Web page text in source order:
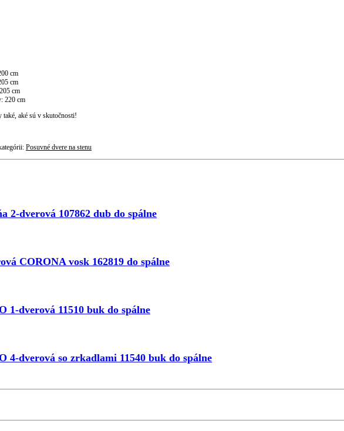
cm
cm
cm
220 cm
aké sú v skutočnosti!
Posuvné dvere na stenu
2-dverová 107862 dub do spálne
CORONA vosk 162819 do spálne
1-dverová 11510 buk do spálne
4-dverová so zrkadlami 11540 buk do spálne